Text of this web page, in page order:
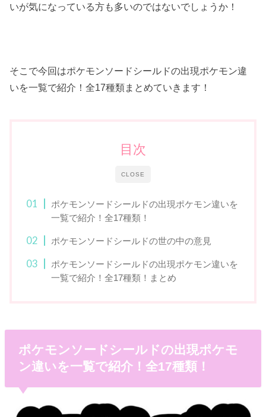
いが気になっている方も多いのではないでしょうか！
そこで今回はポケモンソードシールドの出現ポケモン違
いを一覧で紹介！全17種類まとめていきます！
CLOSE
目次
ポケモンソードシールドの出現ポケモン違いを
一覧で紹介！全17種類！
ポケモンソードシールドの世の中の意見
ポケモンソードシールドの出現ポケモン違いを
一覧で紹介！全17種類！まとめ
ポケモンソードシールドの出現ポケモ
ン違いを一覧で紹介！全17種類！